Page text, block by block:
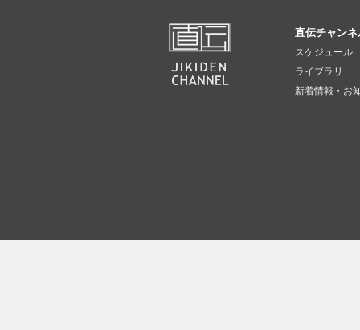
直伝チャン
スケジュール
ライブラリ
新着情報・お